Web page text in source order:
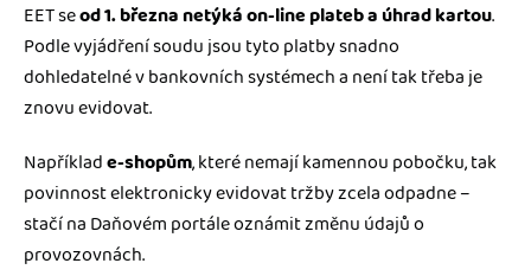
EET seod 1. března netýká on-line plateb a úhrad kartou.
Podle vyjádření soudu jsou tyto platby snadno
dohledatelné v bankovních systémech a není tak třeba je
znovu evidovat.
Napříklade-shopům, které nemají kamennou pobočku, tak
povinnost elektronicky evidovat tržby zcela odpadne –
stačí na Daňovém portále oznámit změnu údajů o
provozovnách.